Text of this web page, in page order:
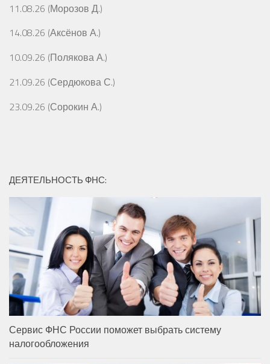
11.08.26 (Морозов Д.)
14.08.26 (Аксёнов А.)
10.09.26 (Полякова А.)
21.09.26 (Сердюкова С.)
23.09.26 (Сорокин А.)
ДЕЯТЕЛЬНОСТЬ ФНС:
Сервис ФНС России поможет выбрать систему
налогообложения